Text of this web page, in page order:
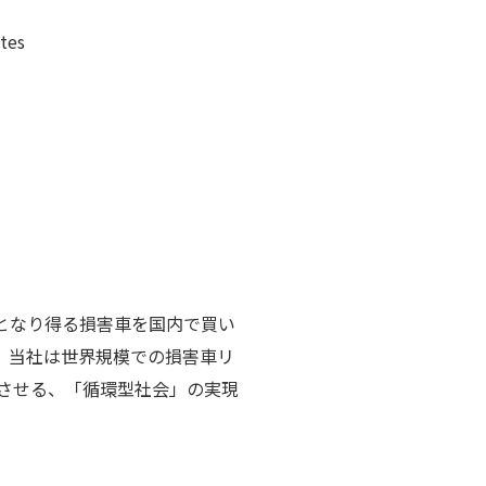
り得る損害車を国内で買い
社は世界規模での損害車リ
せる、「循環型社会」の実現